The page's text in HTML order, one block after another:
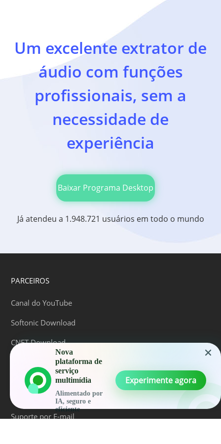
Um excelente extrator de
áudio com funções
profissionais, sem a
necessidade de
experiência
Baixar Programa Desktop
Já atendeu a 1.948.721 usuários em todo o mundo
PARCEIROS
Canal do YouTube
Softonic Download
CNET Download
AJUDA E CONTATO
Central de Ajuda
Suporte por E-mail
Nova
plataforma de
serviço
multimídia
Alimentado por
IA, seguro e
eficiente
Experimente agora